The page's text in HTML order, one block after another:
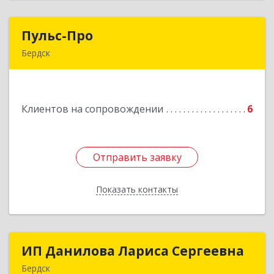
Пульс-Про
Бердск
Клиентов на сопровождении 6
Отправить заявку
Показать контакты
Подробнее
Отправить заявку
Назад
ИП Данилова Лариса Сергеевна
Бердск
ИП Данилова Лариса Сергеевна